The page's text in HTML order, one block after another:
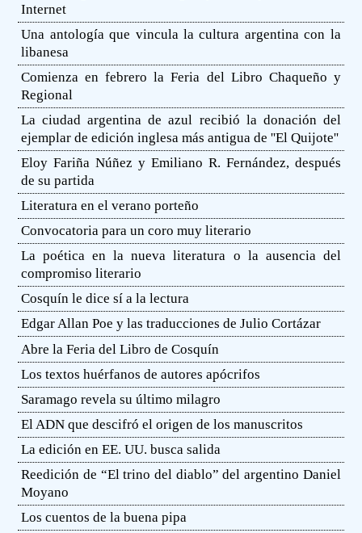
Internet
Una antología que vincula la cultura argentina con la
libanesa
Comienza en febrero la Feria del Libro Chaqueño y
Regional
La ciudad argentina de azul recibió la donación del
ejemplar de edición inglesa más antigua de ''El Quijote''
Eloy Fariña Núñez y Emiliano R. Fernández, después
de su partida
Literatura en el verano porteño
Convocatoria para un coro muy literario
La poética en la nueva literatura o la ausencia del
compromiso literario
Cosquín le dice sí a la lectura
Edgar Allan Poe y las traducciones de Julio Cortázar
Abre la Feria del Libro de Cosquín
Los textos huérfanos de autores apócrifos
Saramago revela su último milagro
El ADN que descifró el origen de los manuscritos
La edición en EE. UU. busca salida
Reedición de “El trino del diablo” del argentino Daniel
Moyano
Los cuentos de la buena pipa